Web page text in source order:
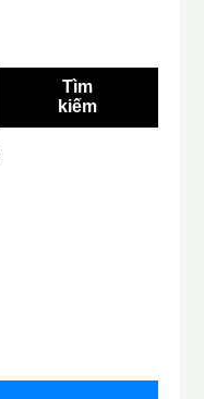
Tìm
kiếm